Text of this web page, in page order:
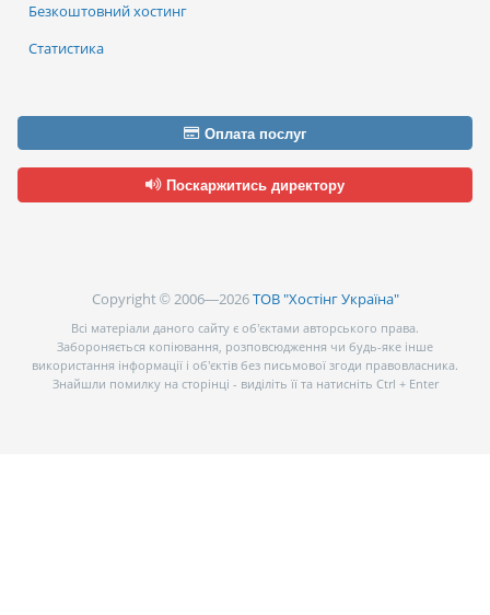
Безкоштовний хостинг
Статистика
Оплата послуг
Поскаржитись директору
Copyright © 2006—2026ТОВ "Хостінг Україна"
Всі матеріали даного сайту є об’єктами авторського права.
Забороняється копіювання, розповсюдження чи будь-яке інше
використання інформації і об’єктів без письмової згоди правовласника.
Знайшли помилку на сторінці - виділіть її та натисніть Ctrl + Enter